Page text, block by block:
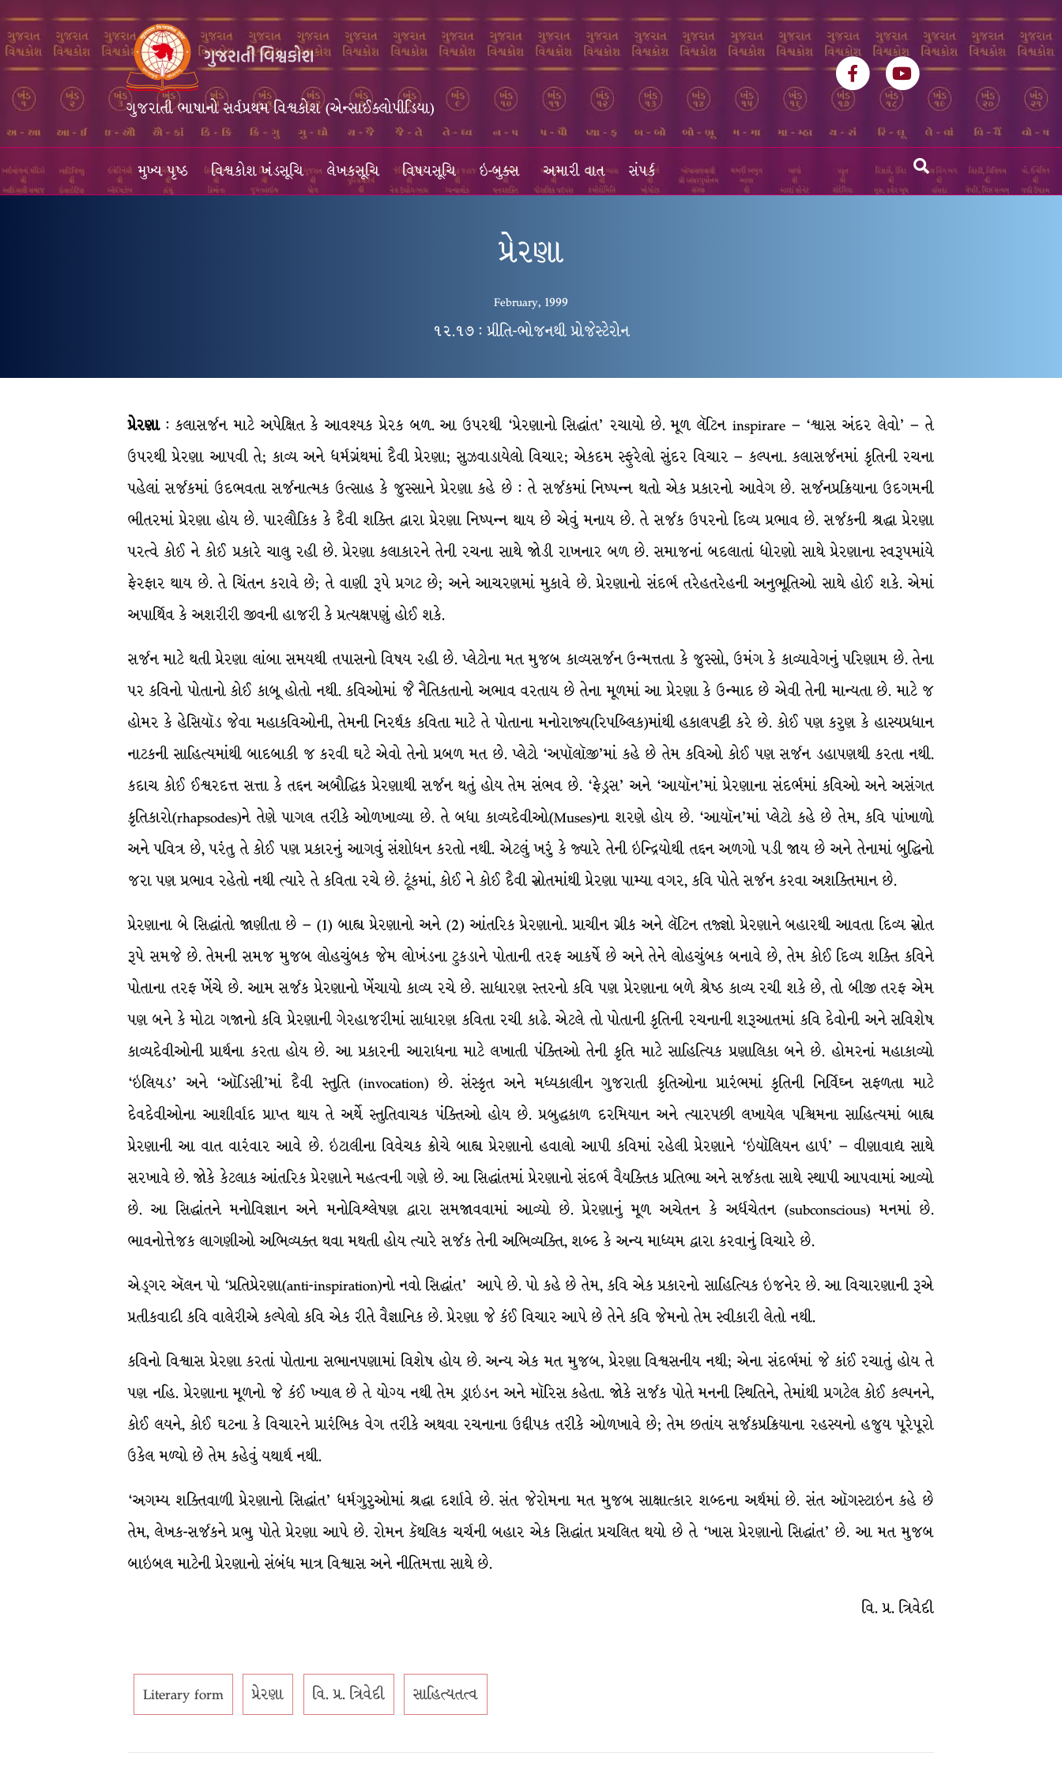
ગુજરાતી ભાષાનો સર્વપ્રથમ વિશ્વકોશ (એન્સાઈક્લોપીડિયા)
FacebookYoutube
મુખ્ય પૃષ્ઠ વિશ્વકોશ ખંડસૂચિ લેખકસૂચિ વિષયસૂચિ ઇ-બુક્સ અમારી વાત સંપર્ક
પ્રેરણા
February, 1999
૧૨.૧૭ : પ્રીતિ-ભોજનથી પ્રોજેસ્ટેરોન
પ્રેરણા: કલાસર્જન માટે અપેક્ષિત કે આવશ્યક પ્રેરક બળ. આ ઉપરથી ‘પ્રેરણાનો સિદ્ધાંત’ રચાયો છે. મૂળ લૅટિન inspirare – ‘શ્વાસ અંદર લેવો’ – તે
ઉપરથી પ્રેરણા આપવી તે; કાવ્ય અને ધર્મગ્રંથમાં દૈવી પ્રેરણા; સુઝવાડાયેલો વિચાર; એકદમ સ્ફુરેલો સુંદર વિચાર – કલ્પના. કલાસર્જનમાં કૃતિની રચના
પહેલાં સર્જકમાં ઉદભવતા સર્જનાત્મક ઉત્સાહ કે જુસ્સાને પ્રેરણા કહે છે : તે સર્જકમાં નિષ્પન્ન થતો એક પ્રકારનો આવેગ છે. સર્જનપ્રક્રિયાના ઉદગમની
ભીતરમાં પ્રેરણા હોય છે. પારલૌકિક કે દૈવી શક્તિ દ્વારા પ્રેરણા નિષ્પન્ન થાય છે એવું મનાય છે. તે સર્જક ઉપરનો દિવ્ય પ્રભાવ છે. સર્જકની શ્રદ્ધા પ્રેરણા
પરત્વે કોઈ ને કોઈ પ્રકારે ચાલુ રહી છે. પ્રેરણા કલાકારને તેની રચના સાથે જોડી રાખનાર બળ છે. સમાજનાં બદલાતાં ધોરણો સાથે પ્રેરણાના સ્વરૂપમાંયે
ફેરફાર થાય છે. તે ચિંતન કરાવે છે; તે વાણી રૂપે પ્રગટ છે; અને આચરણમાં મુકાવે છે. પ્રેરણાનો સંદર્ભ તરેહતરેહની અનુભૂતિઓ સાથે હોઈ શકે. એમાં
અપાર્થિવ કે અશરીરી જીવની હાજરી કે પ્રત્યક્ષપણું હોઈ શકે.
સર્જન માટે થતી પ્રેરણા લાંબા સમયથી તપાસનો વિષય રહી છે. પ્લેટોના મત મુજબ કાવ્યસર્જન ઉન્મત્તતા કે જુસ્સો, ઉમંગ કે કાવ્યાવેગનું પરિણામ છે. તેના
પર કવિનો પોતાનો કોઈ કાબૂ હોતો નથી. કવિઓમાં જૈ નૈતિકતાનો અભાવ વરતાય છે તેના મૂળમાં આ પ્રેરણા કે ઉન્માદ છે એવી તેની માન્યતા છે. માટે જ
હોમર કે હેસિયૉડ જેવા મહાકવિઓની, તેમની નિરર્થક કવિતા માટે તે પોતાના મનોરાજ્ય(રિપબ્લિક)માંથી હકાલપટ્ટી કરે છે. કોઈ પણ કરુણ કે હાસ્યપ્રધાન
નાટકની સાહિત્યમાંથી બાદબાકી જ કરવી ઘટે એવો તેનો પ્રબળ મત છે. પ્લેટો ‘અપૉલૉજી’માં કહે છે તેમ કવિઓ કોઈ પણ સર્જન ડહાપણથી કરતા નથી.
કદાચ કોઈ ઈશ્વરદત્ત સત્તા કે તદ્દન અબૌદ્ધિક પ્રેરણાથી સર્જન થતું હોય તેમ સંભવ છે. ‘ફેડ્રસ’ અને ‘આયૉન’માં પ્રેરણાના સંદર્ભમાં કવિઓ અને અસંગત
કૃતિકારો(rhapsodes)ને તેણે પાગલ તરીકે ઓળખાવ્યા છે. તે બધા કાવ્યદેવીઓ(Muses)ના શરણે હોય છે. ‘આયૉન’માં પ્લેટો કહે છે તેમ, કવિ પાંખાળો
અને પવિત્ર છે, પરંતુ તે કોઈ પણ પ્રકારનું આગવું સંશોધન કરતો નથી. એટલું ખરું કે જ્યારે તેની ઇન્દ્રિયોથી તદ્દન અળગો પડી જાય છે અને તેનામાં બુદ્ધિનો
જરા પણ પ્રભાવ રહેતો નથી ત્યારે તે કવિતા રચે છે. ટૂંકમાં, કોઈ ને કોઈ દૈવી સ્રોતમાંથી પ્રેરણા પામ્યા વગર, કવિ પોતે સર્જન કરવા અશક્તિમાન છે.
પ્રેરણાના બે સિદ્ધાંતો જાણીતા છે – (1) બાહ્ય પ્રેરણાનો અને (2) આંતરિક પ્રેરણાનો. પ્રાચીન ગ્રીક અને લૅટિન તજ્જ્ઞો પ્રેરણાને બહારથી આવતા દિવ્ય સ્રોત
રૂપે સમજે છે. તેમની સમજ મુજબ લોહચુંબક જેમ લોખંડના ટુકડાને પોતાની તરફ આકર્ષે છે અને તેને લોહચુંબક બનાવે છે, તેમ કોઈ દિવ્ય શક્તિ કવિને
પોતાના તરફ ખેંચે છે. આમ સર્જક પ્રેરણાનો ખેંચાયો કાવ્ય રચે છે. સાધારણ સ્તરનો કવિ પણ પ્રેરણાના બળે શ્રેષ્ઠ કાવ્ય રચી શકે છે, તો બીજી તરફ એમ
પણ બને કે મોટા ગજાનો કવિ પ્રેરણાની ગેરહાજરીમાં સાધારણ કવિતા રચી કાઢે. એટલે તો પોતાની કૃતિની રચનાની શરૂઆતમાં કવિ દેવોની અને સવિશેષ
કાવ્યદેવીઓની પ્રાર્થના કરતા હોય છે. આ પ્રકારની આરાધના માટે લખાતી પંક્તિઓ તેની કૃતિ માટે સાહિત્યિક પ્રણાલિકા બને છે. હોમરનાં મહાકાવ્યો
‘ઇલિયડ’ અને ‘ઑડિસી’માં દૈવી સ્તુતિ (invocation) છે. સંસ્કૃત અને મધ્યકાલીન ગુજરાતી કૃતિઓના પ્રારંભમાં કૃતિની નિર્વિઘ્ન સફળતા માટે
દેવદેવીઓના આશીર્વાદ પ્રાપ્ત થાય તે અર્થે સ્તુતિવાચક પંક્તિઓ હોય છે. પ્રબુદ્ધકાળ દરમિયાન અને ત્યારપછી લખાયેલ પશ્ચિમના સાહિત્યમાં બાહ્ય
પ્રેરણાની આ વાત વારંવાર આવે છે. ઇટાલીના વિવેચક ક્રોચે બાહ્ય પ્રેરણાનો હવાલો આપી કવિમાં રહેલી પ્રેરણાને ‘ઇયૉલિયન હાર્પ’ – વીણાવાદ્ય સાથે
સરખાવે છે. જોકે કેટલાક આંતરિક પ્રેરણાને મહત્વની ગણે છે. આ સિદ્ધાંતમાં પ્રેરણાનો સંદર્ભ વૈયક્તિક પ્રતિભા અને સર્જકતા સાથે સ્થાપી આપવામાં આવ્યો
છે. આ સિદ્ધાંતને મનોવિજ્ઞાન અને મનોવિશ્લેષણ દ્વારા સમજાવવામાં આવ્યો છે. પ્રેરણાનું મૂળ અચેતન કે અર્ધચેતન (subconscious) મનમાં છે.
ભાવનોત્તેજક લાગણીઓ અભિવ્યક્ત થવા મથતી હોય ત્યારે સર્જક તેની અભિવ્યક્તિ, શબ્દ કે અન્ય માધ્યમ દ્વારા કરવાનું વિચારે છે.
એડ્ગર ઍલન પો ‘પ્રતિપ્રેરણા(anti-inspiration)નો નવો સિદ્ધાંત’ આપે છે. પો કહે છે તેમ, કવિ એક પ્રકારનો સાહિત્યિક ઇજનેર છે. આ વિચારણાની રૂએ
પ્રતીકવાદી કવિ વાલેરીએ કલ્પેલો કવિ એક રીતે વૈજ્ઞાનિક છે. પ્રેરણા જે કંઈ વિચાર આપે છે તેને કવિ જેમનો તેમ સ્વીકારી લેતો નથી.
કવિનો વિશ્વાસ પ્રેરણા કરતાં પોતાના સભાનપણામાં વિશેષ હોય છે. અન્ય એક મત મુજબ, પ્રેરણા વિશ્વસનીય નથી; એના સંદર્ભમાં જે કાંઈ રચાતું હોય તે
પણ નહિ. પ્રેરણાના મૂળનો જે કંઈ ખ્યાલ છે તે યોગ્ય નથી તેમ ડ્રાઇડન અને મૉરિસ કહેતા. જોકે સર્જક પોતે મનની સ્થિતિને, તેમાંથી પ્રગટેલ કોઈ કલ્પનને,
કોઈ લયને, કોઈ ઘટના કે વિચારને પ્રારંભિક વેગ તરીકે અથવા રચનાના ઉદ્દીપક તરીકે ઓળખાવે છે; તેમ છતાંય સર્જકપ્રક્રિયાના રહસ્યનો હજુય પૂરેપૂરો
ઉકેલ મળ્યો છે તેમ કહેવું યથાર્થ નથી.
‘અગમ્ય શક્તિવાળી પ્રેરણાનો સિદ્ધાંત’ ધર્મગુરુઓમાં શ્રદ્ધા દર્શાવે છે. સંત જેરોમના મત મુજબ સાક્ષાત્કાર શબ્દના અર્થમાં છે. સંત ઑગસ્ટાઇન કહે છે
તેમ, લેખક-સર્જકને પ્રભુ પોતે પ્રેરણા આપે છે. રોમન કૅથલિક ચર્ચની બહાર એક સિદ્ધાંત પ્રચલિત થયો છે તે ‘ખાસ પ્રેરણાનો સિદ્ધાંત’ છે. આ મત મુજબ
બાઇબલ માટેની પ્રેરણાનો સંબંધ માત્ર વિશ્વાસ અને નીતિમત્તા સાથે છે.
વિ. પ્ર. ત્રિવેદી
Literary form પ્રેરણા વિ. પ્ર. ત્રિવેદી સાહિત્યતત્વ